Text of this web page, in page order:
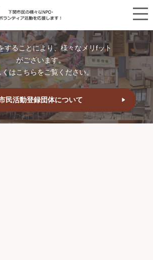
することにより、様々なメリfット
がございます。
くはこちらをご覧ください。
民活動登録団体について